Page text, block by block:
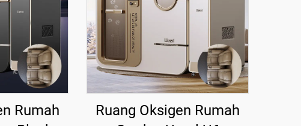
Rumah
Ruang Oksigen Rumah